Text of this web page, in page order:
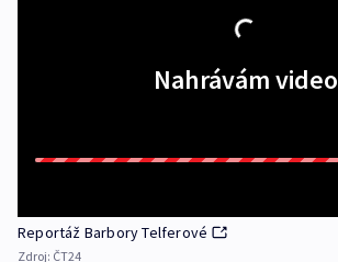
Nahrávám video
Reportáž Barbory Telferové
Zdroj: ČT24